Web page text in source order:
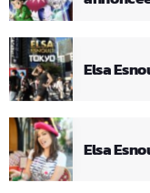
Elsa
Elsa